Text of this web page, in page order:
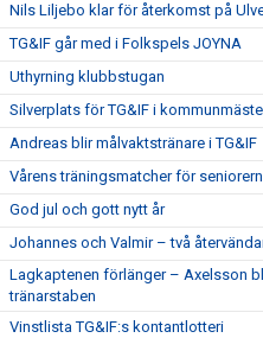
Nils Liljebo klar för återkomst på
TG&IF går med i Folkspels JOYNA
Uthyrning klubbstugan
Silverplats för TG&IF i
Andreas blir målvaktstränare i TG&IF
Vårens träningsmatcher för
God jul och gott nytt år
Johannes och Valmir – två
Lagkaptenen förlänger – Axelsson
tränarstaben
Vinstlista TG&IF:s kontantlotteri